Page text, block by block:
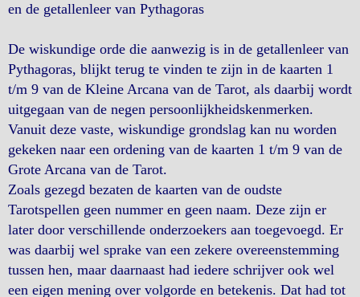
en de getallenleer van Pythagoras
De wiskundige orde die aanwezig is in de getallenleer van
Pythagoras, blijkt terug te vinden te zijn in de kaarten 1
t/m 9 van de Kleine Arcana van de Tarot, als daarbij wordt
uitgegaan van de negen persoonlijkheidskenmerken.
Vanuit deze vaste, wiskundige grondslag kan nu worden
gekeken naar een ordening van de kaarten 1 t/m 9 van de
Grote Arcana van de Tarot.
Zoals gezegd bezaten de kaarten van de oudste
Tarotspellen geen nummer en geen naam. Deze zijn er
later door verschillende onderzoekers aan toegevoegd. Er
was daarbij wel sprake van een zekere overeenstemming
tussen hen, maar daarnaast had iedere schrijver ook wel
een eigen mening over volgorde en betekenis. Dat had tot